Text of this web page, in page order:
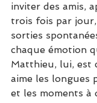
inviter des amis,
trois fois par
sorties
chaque émotion
Matthieu, lui, est
aime les longues
et les moments à